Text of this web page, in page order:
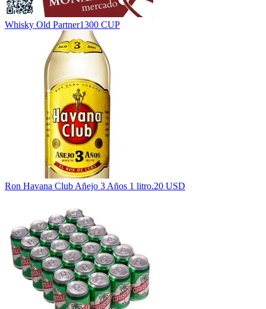
Whisky Old Partner1300 CUP
Ron Havana Club Añejo 3 Años 1 litro.20 USD